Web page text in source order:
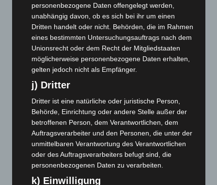
Februar 2024(103)
Januar 2024 (111)
Dezember 2023(130)
November 2023(130)
Oktober 2023(114)
September 2023(133)
August 2023
(134)
Juli 2023(118)
Juni 2023(142)
(139)
April 2023(155)
März 2023(174)
personenbezogene Daten offengelegt werden,
unabhängig davon, ob es sich bei ihr um einen
Dritten handelt oder nicht. Behörden, die im Rahmen
eines bestimmten Untersuchungsauftrags nach dem
Unionsrecht oder dem Recht der Mitgliedstaaten
möglicherweise personenbezogene Daten erhalten,
gelten jedoch nicht als Empfänger.
j) Dritter
Dritter ist eine natürliche oder juristische Person,
Behörde, Einrichtung oder andere Stelle außer der
betroffenen Person, dem Verantwortlichen, dem
Auftragsverarbeiter und den Personen, die unter der
unmittelbaren Verantwortung des Verantwortlichen
oder des Auftragsverarbeiters befugt sind, die
personenbezogenen Daten zu verarbeiten.
k) Einwilligung